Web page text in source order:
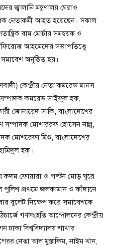
জ্বালানি মন্ত্রণালয় ঘেরাও
নেতাকর্মী আহত হয়েছেন। সকাল
বাম মোর্চার সমন্বয়ক ও
ফিরোজ আহমেদের সভাপতিত্বে
সমাবেশ অনুষ্ঠিত হয়।
কেন্দ্রীয় নেতা কমরেড মানস
সম্পাদক কমরেড সাইফুল হক,
জোনায়েদ সাকি, বাংলাদেশের
সম্পাদক মোশাররফ হোসেন নান্নু,
মোশরেফা মিশু, বাংলাদেশের
হক।
কদম ফোয়ারা ও পল্টন মোড় ঘুরে
পুলিশ প্রথমে জলকামান ও কাঁদানে
বুলেট নিক্ষেপ করে সমাবেশকে
গণসংহতি আন্দোলনের কেন্দ্রীয়
বিশ্ববিদ্যালয় শাখার
নেতা আল মুস্তাকিম, নাইম খান,